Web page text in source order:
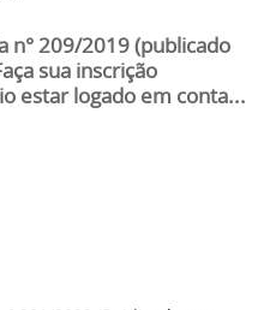
n° 209/2019 (publicado
sua inscrição
estar logado em conta...